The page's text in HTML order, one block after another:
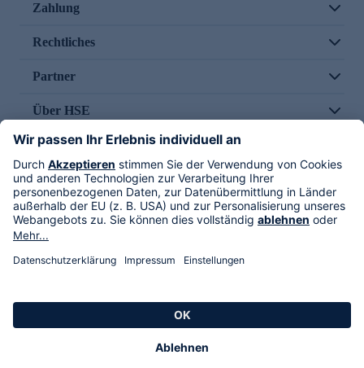
Zahlung
Rechtliches
Partner
Über HSE
Im TV
HSE International